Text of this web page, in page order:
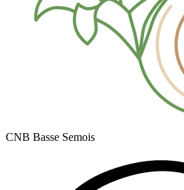
CNB Basse Semois